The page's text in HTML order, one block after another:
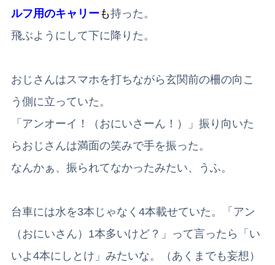
ルフ用のキャリーも持った。
飛ぶようにして下に降りた。
おじさんはスマホを打ちながら玄関前の柵の向こ
う側に立っていた。
「アンオーイ！（おにいさーん！）」振り向いた
らおじさんは満面の笑みで手を振った。
なんかぁ、振られてなかったみたい、うふ。
台車には水を3本じゃなく4本載せていた。「アン
（おにいさん）1本多いけど？」って言ったら「い
いよ4本にしとけ」みたいな。（あくまでも妄想）